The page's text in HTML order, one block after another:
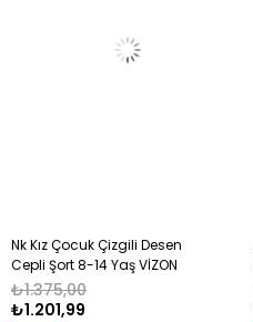
Nk Kız Çocuk Çizgili Desen
Cepli Şort 8-14 Yaş VİZON
₺1.201,99
₺1.375,00